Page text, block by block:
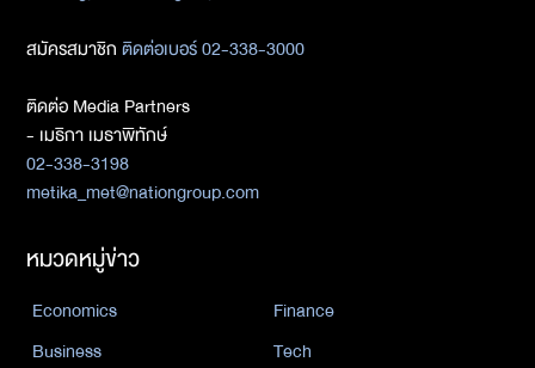
สมัครสมาชิกติดต่อเบอร์ 02-338-3000
ติดต่อ Media Partners
- เมธิกา เมธาพิทักษ์
02-338-3198
metika_met@nationgroup.com
หมวดหมู่ข่าว
Economics
Finance
Business
Tech